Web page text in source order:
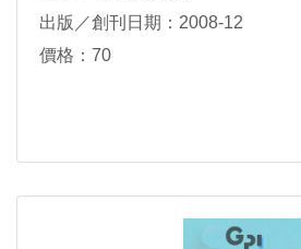
出版／創刊日期：2008-12
價格：70